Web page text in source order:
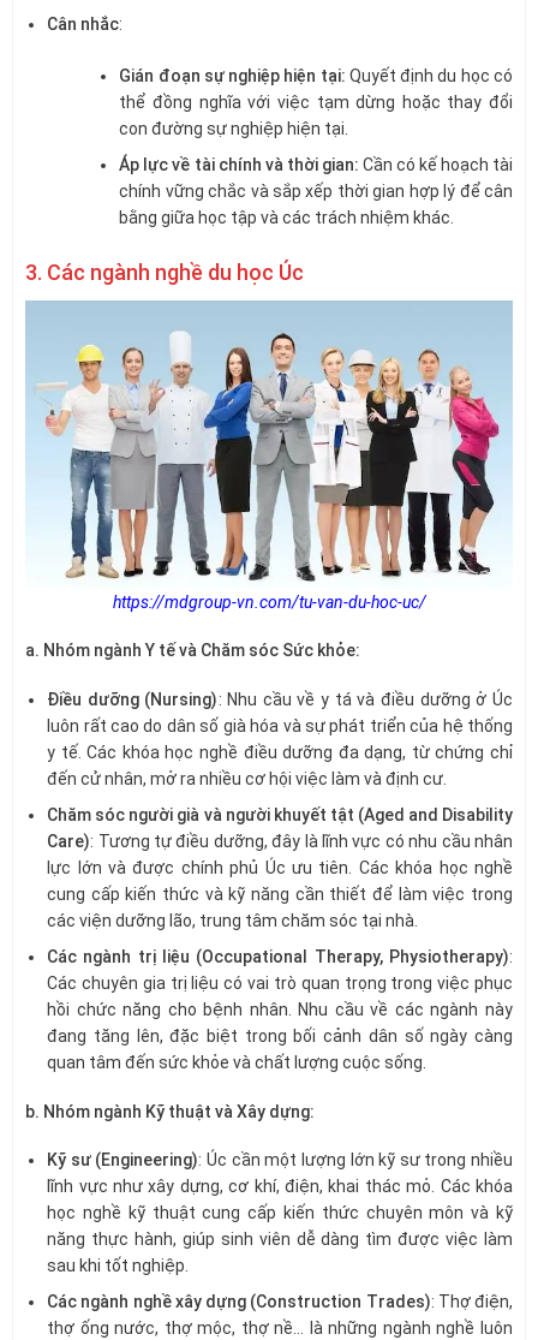
Cân nhắc:
Gián đoạn sự nghiệp hiện tại: Quyết định du học có
thể đồng nghĩa với việc tạm dừng hoặc thay đổi
con đường sự nghiệp hiện tại.
Áp lực về tài chính và thời gian: Cần có kế hoạch tài
chính vững chắc và sắp xếp thời gian hợp lý để cân
bằng giữa học tập và các trách nhiệm khác.
3. Các ngành nghề du học Úc
https://mdgroup-vn.com/tu-van-du-hoc-uc/
a. Nhóm ngành Y tế và Chăm sóc Sức khỏe:
Điều dưỡng (Nursing): Nhu cầu về y tá và điều dưỡng ở Úc
luôn rất cao do dân số già hóa và sự phát triển của hệ thống
y tế. Các khóa học nghề điều dưỡng đa dạng, từ chứng chỉ
đến cử nhân, mở ra nhiều cơ hội việc làm và định cư.
Chăm sóc người già và người khuyết tật (Aged and Disability
Care): Tương tự điều dưỡng, đây là lĩnh vực có nhu cầu nhân
lực lớn và được chính phủ Úc ưu tiên. Các khóa học nghề
cung cấp kiến thức và kỹ năng cần thiết để làm việc trong
các viện dưỡng lão, trung tâm chăm sóc tại nhà.
Các ngành trị liệu (Occupational Therapy, Physiotherapy):
Các chuyên gia trị liệu có vai trò quan trọng trong việc phục
hồi chức năng cho bệnh nhân. Nhu cầu về các ngành này
đang tăng lên, đặc biệt trong bối cảnh dân số ngày càng
quan tâm đến sức khỏe và chất lượng cuộc sống.
b. Nhóm ngành Kỹ thuật và Xây dựng:
Kỹ sư (Engineering): Úc cần một lượng lớn kỹ sư trong nhiều
lĩnh vực như xây dựng, cơ khí, điện, khai thác mỏ. Các khóa
học nghề kỹ thuật cung cấp kiến thức chuyên môn và kỹ
năng thực hành, giúp sinh viên dễ dàng tìm được việc làm
sau khi tốt nghiệp.
Các ngành nghề xây dựng (Construction Trades): Thợ điện,
thợ ống nước, thợ mộc, thợ nề… là những ngành nghề luôn